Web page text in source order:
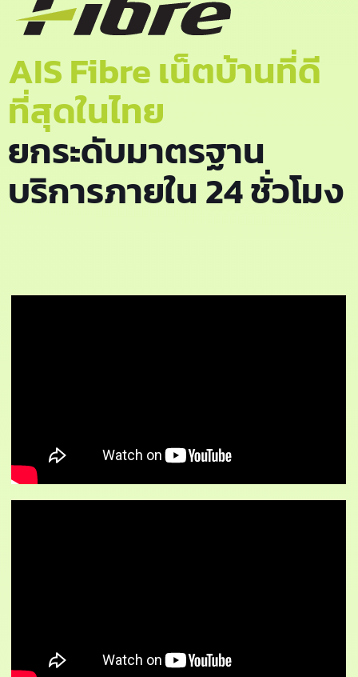
AIS Fibre เน็ตบ้านที่ดี
ที่สุดในไทย
ยกระดับมาตรฐาน
บริการภายใน 24 ชั่วโมง